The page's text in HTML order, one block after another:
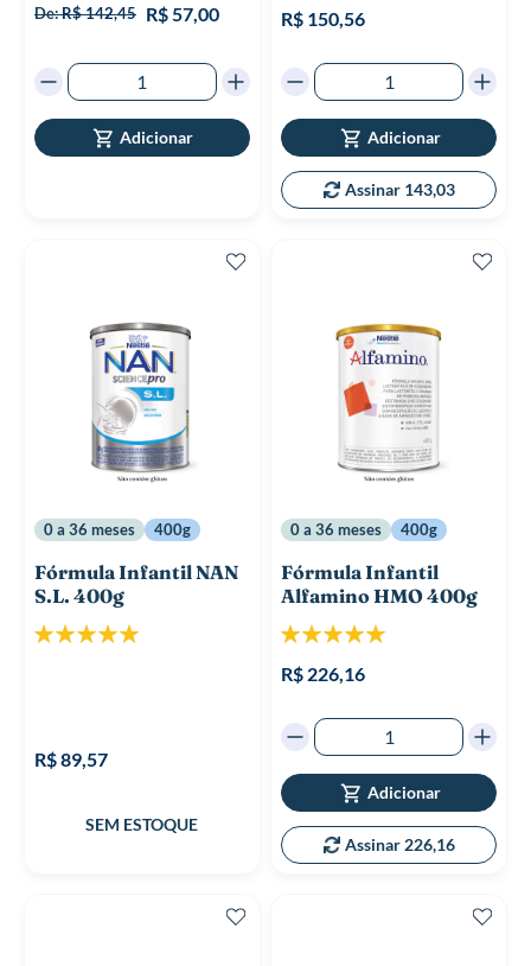
De:R$ 142,45 R$ 57,00
Adicionar
R$ 150,56
Adicionar
Assinar 143,03
0 a 36 meses 400g
Fórmula Infantil NAN
S.L. 400g
Classificação:
R$ 89,57
0 a 36 meses 400g
Fórmula Infantil
Alfamino HMO 400g
Classificação:
R$ 226,16
Adicionar
Assinar 226,16